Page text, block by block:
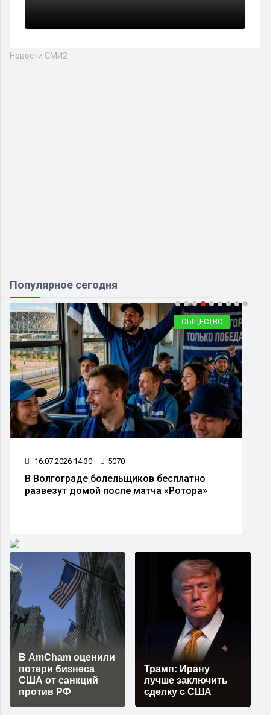
Новости СМИ2
Популярное сегодня
ОБЩЕСТВО
28.07.2026 14:27 4166
Экстремальная жара ожидается в
Волгограде и области
В AmCham оценили
потери бизнеса
США от санкций
против РФ
Трамп: Ирану
лучше заключить
сделку с США